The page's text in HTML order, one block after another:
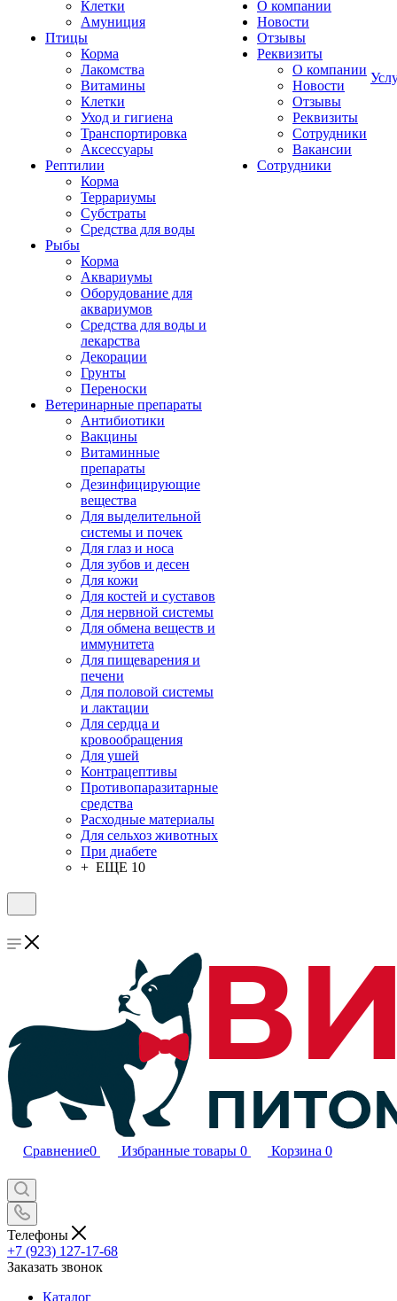
Клетки
Амуниция
Птицы
Корма
Лакомства
Витамины
Клетки
Уход и гигиена
Транспортировка
Аксессуары
Рептилии
Корма
Террариумы
Субстраты
Средства для воды
Рыбы
Корма
Аквариумы
Оборудование для
аквариумов
Средства для воды и
лекарства
Декорации
Грунты
Переноски
Ветеринарные препараты
Антибиотики
Вакцины
Витаминные
препараты
Дезинфицирующие
вещества
Для выделительной
системы и почек
Для глаз и носа
Для зубов и десен
Для кожи
Для костей и суставов
Для нервной системы
Для обмена веществ и
иммунитета
Для пищеварения и
печени
Для половой системы
и лактации
Для сердца и
кровообращения
Для ушей
Контрацептивы
Противопаразитарные
средства
Расходные материалы
Для сельхоз животных
При диабете
+ ЕЩЕ 10
О компании
Новости
Отзывы
Реквизиты
О компании
Новости
Отзывы
Реквизиты
Сотрудники
Вакансии
Сотрудники
Сравнение0 Избранные товары 0 Корзина 0
Телефоны
+7 (923) 127-17-68
Заказать звонок
Каталог